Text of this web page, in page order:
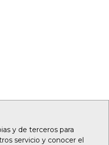
y de terceros para
servicio y conocer el